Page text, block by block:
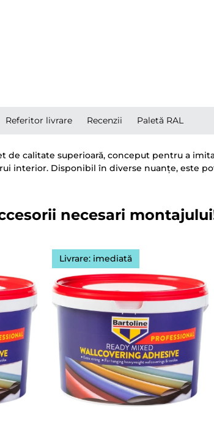
Referitor livrare Recenzii Paletă RAL
de calitate superioară, conceput pentru a
interior. Disponibil în diverse nuanțe, este
necesari
Livrare: imediată